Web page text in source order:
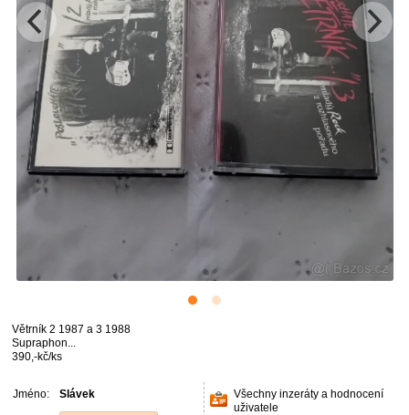
Větrník 2 1987 a 3 1988
Supraphon...
390,-kč/ks
Jméno: Slávek
Všechny inzeráty a hodnocení
uživatele